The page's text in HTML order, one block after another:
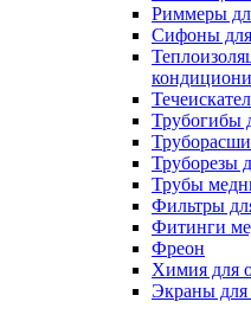
Риммеры
Сифоны
Трубогибы
Труборезы
Трубы
Фильтры
Фитинги
Фреон
Химия для
Экраны для